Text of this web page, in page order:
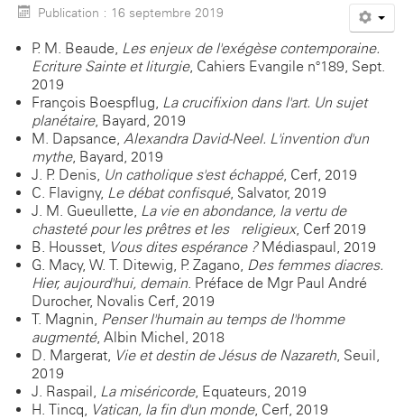
Mentions légales
Conférences
Agenda
Publication : 16 septembre 2019
P. M. Beaude, Les enjeux de l'exégèse contemporaine.
Ecriture Sainte et liturgie, Cahiers Evangile n°189, Sept.
2019
François Boespflug, La crucifixion dans l'art. Un sujet
planétaire, Bayard, 2019
M. Dapsance, Alexandra David-Neel. L'invention d'un
mythe, Bayard, 2019
J. P. Denis, Un catholique s'est échappé, Cerf, 2019
C. Flavigny, Le débat confisqué, Salvator, 2019
J. M. Gueullette, La vie en abondance, la vertu de
chasteté pour les prêtres et les religieux, Cerf 2019
B. Housset, Vous dites espérance ?Médiaspaul, 2019
G. Macy, W. T. Ditewig, P. Zagano, Des femmes diacres.
Hier, aujourd'hui, demain. Préface de Mgr Paul-André
Durocher, Novalis-Cerf, 2019
T. Magnin, Penser l'humain au temps de l'homme
augmenté, Albin Michel, 2018
D. Margerat, Vie et destin de Jésus de Nazareth, Seuil,
2019
J. Raspail, La miséricorde, Equateurs, 2019
H. Tincq, Vatican, la fin d'un monde, Cerf, 2019